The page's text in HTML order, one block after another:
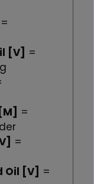
=
[V] =
=
=
Oil [V] =